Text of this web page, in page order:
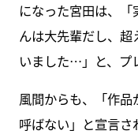
になった宮田は、
んは大先輩だし、
いました…」と、プ
風間からも、「作
呼ばない」と宣言